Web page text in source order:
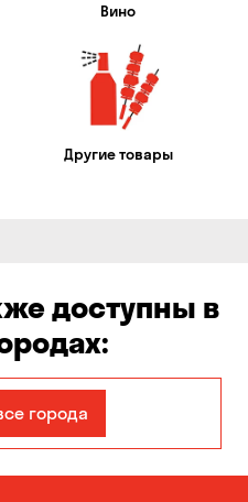
Вино
Другие товары
доступны в
Балабино
города